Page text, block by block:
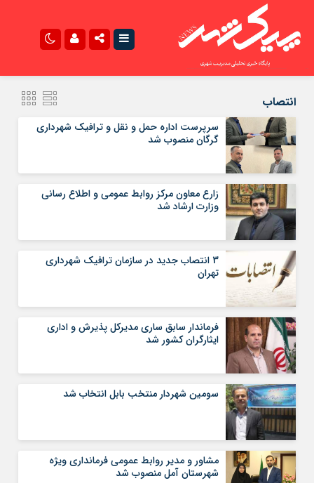
رمز عبور
مرا به خاطر بسپار
انتصاب
سرپرست اداره حمل و نقل و ترافیک شهرداری
گرگان منصوب شد
زارع معاون مرکز روابط عمومی و اطلاع رسانی
وزارت ارشاد شد
3 انتصاب جدید در سازمان ترافیک شهرداری
تهران
فرماندار سابق ساری مدیرکل پذیرش و اداری
ایثارگران کشور شد
سومین شهردار منتخب بابل انتخاب شد
مشاور و مدیر روابط عمومی فرمانداری ویژه
شهرستان آمل منصوب شد